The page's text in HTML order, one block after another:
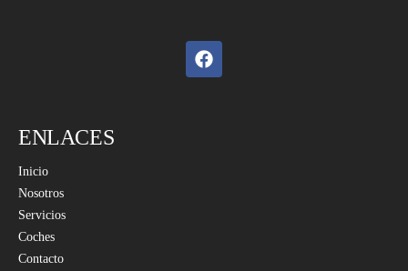
ENLACES
Inicio
Nosotros
Servicios
Coches
Contacto